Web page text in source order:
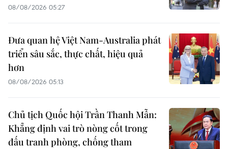
08/08/2026 05:27
Đưa quan hệ Việt Nam-Australia phát
triển sâu sắc, thực chất, hiệu quả
hơn
08/08/2026 05:13
Chủ tịch Quốc hội Trần Thanh Mẫn:
Khẳng định vai trò nòng cốt trong
đấu tranh phòng, chống tham